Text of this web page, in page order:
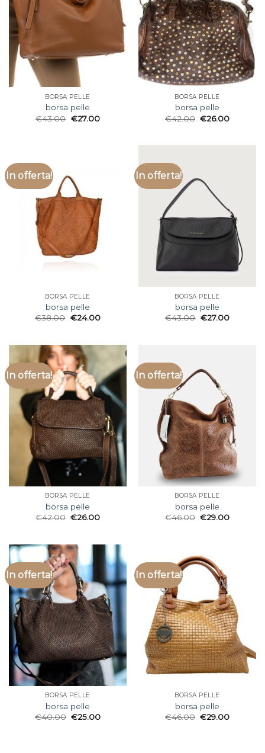
BORSA PELLE
borsa pelle
€43.00 €27.00
BORSA PELLE
borsa pelle
€42.00 €26.00
In offerta!
BORSA PELLE
borsa pelle
€38.00 €24.00
In offerta!
BORSA PELLE
borsa pelle
€43.00 €27.00
In offerta!
BORSA PELLE
borsa pelle
€42.00 €26.00
In offerta!
BORSA PELLE
borsa pelle
€46.00 €29.00
In offerta!
BORSA PELLE
borsa pelle
€40.00 €25.00
In offerta!
BORSA PELLE
borsa pelle
€46.00 €29.00